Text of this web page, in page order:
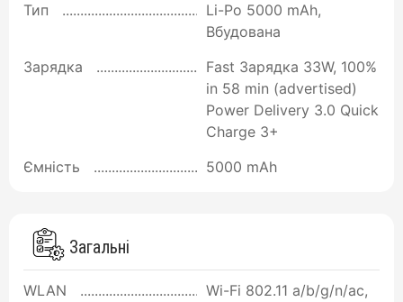
Тип
Li-Po 5000 mAh,
Вбудована
Зарядка
Fast Зарядка 33W, 100%
in 58 min (advertised)
Power Delivery 3.0 Quick
Charge 3+
Ємність
5000 mAh
Загальні
WLAN
Wi-Fi 802.11 a/b/g/n/ac,